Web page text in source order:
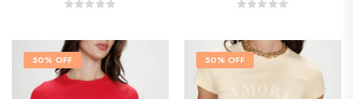
50% OFF 50% OFF